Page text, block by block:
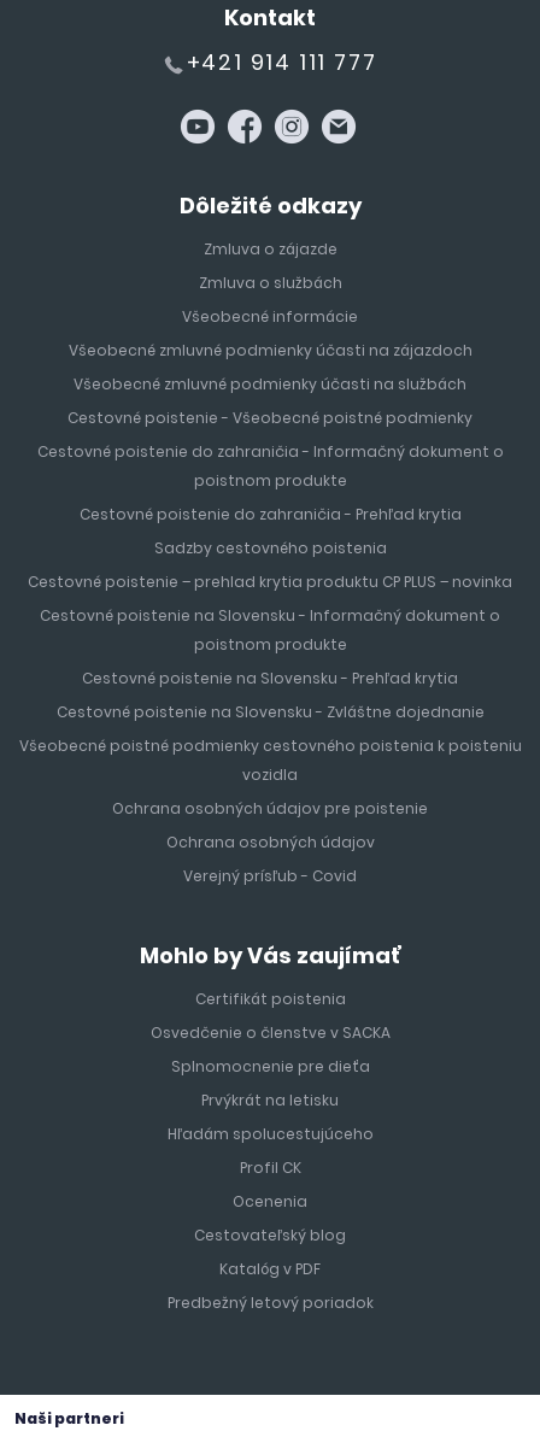
Kontakt
+421 914 111 777
Dôležité odkazy
Zmluva o zájazde
Zmluva o službách
Všeobecné informácie
Všeobecné zmluvné podmienky účasti na zájazdoch
Všeobecné zmluvné podmienky účasti na službách
Cestovné poistenie - Všeobecné poistné podmienky
Cestovné poistenie do zahraničia - Informačný dokument o
poistnom produkte
Cestovné poistenie do zahraničia - Prehľad krytia
Sadzby cestovného poistenia
Cestovné poistenie – prehlad krytia produktu CP PLUS – novinka
Cestovné poistenie na Slovensku - Informačný dokument o
poistnom produkte
Cestovné poistenie na Slovensku - Prehľad krytia
Cestovné poistenie na Slovensku - Zvláštne dojednanie
Všeobecné poistné podmienky cestovného poistenia k poisteniu
vozidla
Ochrana osobných údajov pre poistenie
Ochrana osobných údajov
Verejný prísľub - Covid
Mohlo by Vás zaujímať
Certifikát poistenia
Osvedčenie o členstve v SACKA
Splnomocnenie pre dieťa
Prvýkrát na letisku
Hľadám spolucestujúceho
Profil CK
Ocenenia
Cestovateľský blog
Katalóg v PDF
Predbežný letový poriadok
Naši partneri